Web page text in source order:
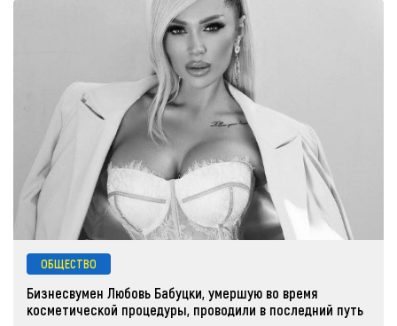
ОБЩЕСТВО
Бизнесвумен Любовь Бабуцки, умершую во время
косметической процедуры, проводили в последний путь